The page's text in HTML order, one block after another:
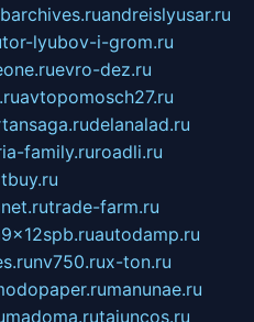
andreislyusar.ru
tor-lyubov-i-grom.ru
evro-dez.ru
avtopomosch27.ru
delanalad.ru
family.ruroadli.ru
trade-farm.ru
autodamp.ru
nv750.rux-ton.ru
manunae.ru
madoma.rutajuncos.ru